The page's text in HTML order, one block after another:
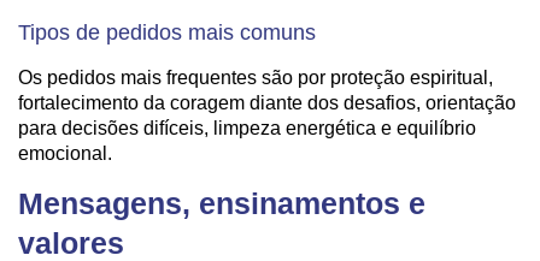
Tipos de pedidos mais comuns
Os pedidos mais frequentes são por proteção espiritual,
fortalecimento da coragem diante dos desafios, orientação
para decisões difíceis, limpeza energética e equilíbrio
emocional.
Mensagens, ensinamentos e
valores